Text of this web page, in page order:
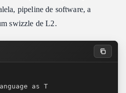
pipeline de software, a
swizzle de L2.